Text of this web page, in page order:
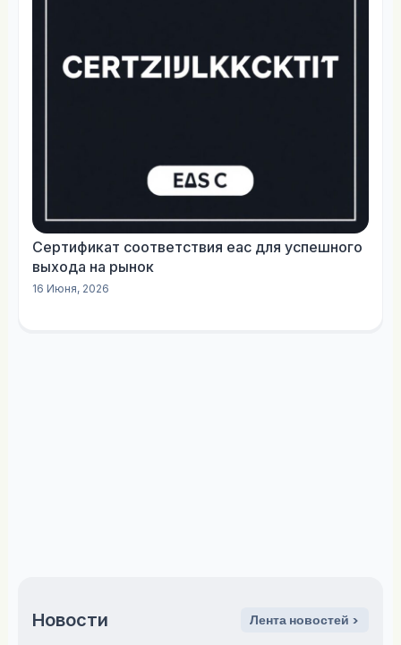
Сертификат соответствия еас для успешного
выхода на рынок
16 Июня, 2026
Новости Лента новостей >